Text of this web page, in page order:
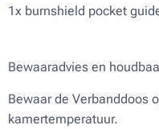
1x burnshield pocket
Bewaaradvies en
Bewaar de Verbanddoos
kamertemperatuur.